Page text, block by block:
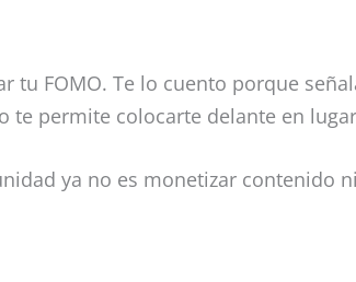
tu FOMO. Te lo cuento porque
te permite colocarte delante en
ya no es monetizar contenido